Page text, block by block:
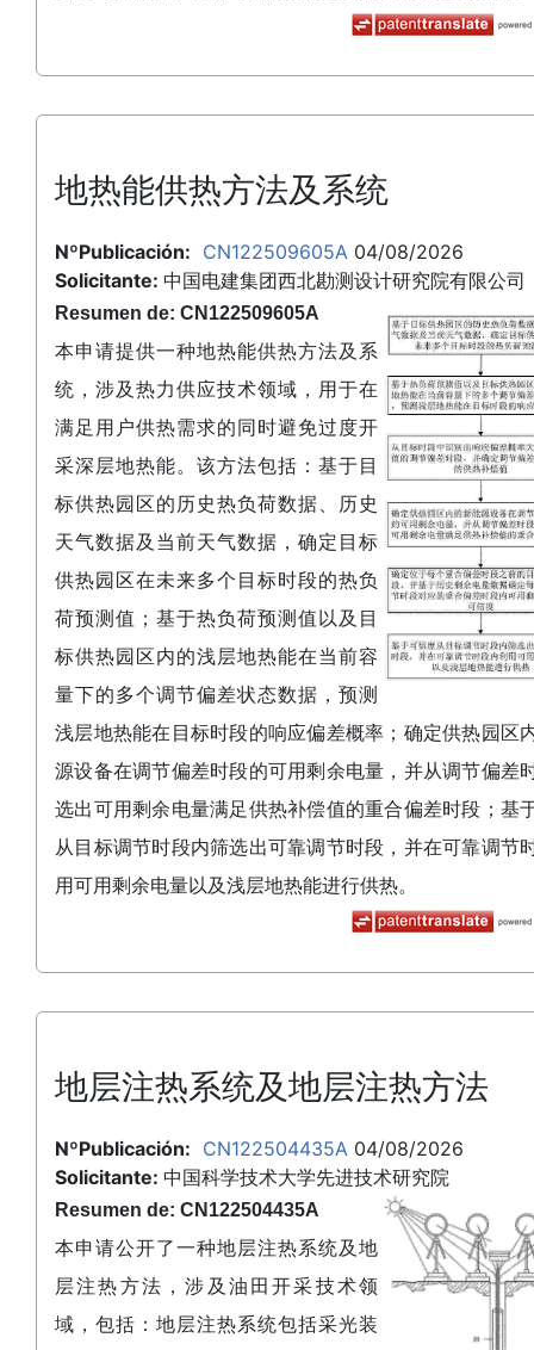
地热能供热方法及系统
NºPublicación: CN122509605A 04/08/2026
Solicitante: 中国电建集团西北勘测设计研究院有限公司
Resumen de: CN122509605A
本申请提供一种地热能供热方法及系
统，涉及热力供应技术领域，用于在
满足用户供热需求的同时避免过度开
采深层地热能。该方法包括：基于目
标供热园区的历史热负荷数据、历史
天气数据及当前天气数据，确定目标
供热园区在未来多个目标时段的热负
荷预测值；基于热负荷预测值以及目
标供热园区内的浅层地热能在当前容
量下的多个调节偏差状态数据，预测
浅层地热能在目标时段的响应偏差概率；确定供热园区
源设备在调节偏差时段的可用剩余电量，并从调节偏差
选出可用剩余电量满足供热补偿值的重合偏差时段；基
从目标调节时段内筛选出可靠调节时段，并在可靠调节
用可用剩余电量以及浅层地热能进行供热。
地层注热系统及地层注热方法
NºPublicación: CN122504435A 04/08/2026
Solicitante: 中国科学技术大学先进技术研究院
Resumen de: CN122504435A
本申请公开了一种地层注热系统及地
层注热方法，涉及油田开采技术领
域，包括：地层注热系统包括采光装